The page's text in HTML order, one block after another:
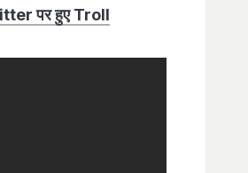
पर हुए Troll